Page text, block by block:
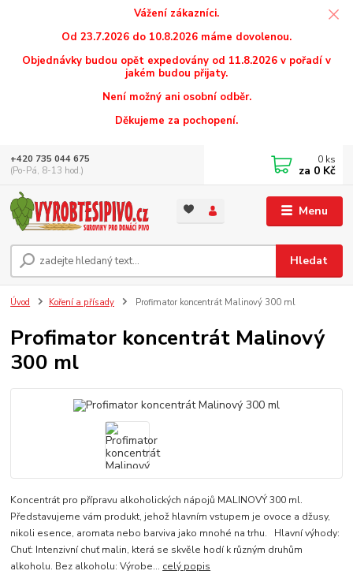
Vážení zákazníci.
Od 23.7.2026 do 10.8.2026 máme dovolenou.
Objednávky budou opět expedovány od 11.8.2026 v pořadí v
jakém budou přijaty.
Není možný ani osobní odběr.
Děkujeme za pochopení.
Menu
Hledat
+420 735 044 675
(Po-Pá, 8-13 hod.)
0 ks
za 0 Kč
Úvod Koření a přísady Profimator koncentrát Malinový 300 ml
Profimator koncentrát Malinový
300 ml
Koncentrát pro přípravu alkoholických nápojů MALINOVÝ 300 ml.
Představujeme vám produkt, jehož hlavním vstupem je ovoce a džusy,
nikoli esence, aromata nebo barviva jako mnohé na trhu. Hlavní výhody:
Chuť: Intenzivní chuť malin, která se skvěle hodí k různým druhům
alkoholu. Bez alkoholu: Výrobe... celý popis